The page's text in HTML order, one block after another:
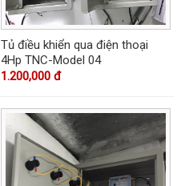
Tủ điều khiển qua điện thoại
4Hp TNC-Model 04
1.200,000 đ